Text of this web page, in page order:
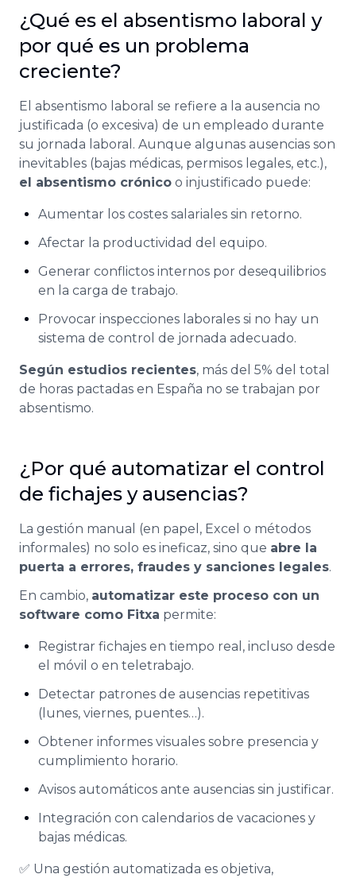
¿Qué es el absentismo laboral y
por qué es un problema
creciente?
El absentismo laboral se refiere a la ausencia no
justificada (o excesiva) de un empleado durante
su jornada laboral. Aunque algunas ausencias son
inevitables (bajas médicas, permisos legales, etc.),
el absentismo crónico o injustificado puede:
Aumentar los costes salariales sin retorno.
Afectar la productividad del equipo.
Generar conflictos internos por desequilibrios
en la carga de trabajo.
Provocar inspecciones laborales si no hay un
sistema de control de jornada adecuado.
Según estudios recientes, más del 5% del total
de horas pactadas en España no se trabajan por
absentismo.
¿Por qué automatizar el control
de fichajes y ausencias?
La gestión manual (en papel, Excel o métodos
informales) no solo es ineficaz, sino que abre la
puerta a errores, fraudes y sanciones legales.
En cambio, automatizar este proceso con un
software como Fitxa permite:
Registrar fichajes en tiempo real, incluso desde
el móvil o en teletrabajo.
Detectar patrones de ausencias repetitivas
(lunes, viernes, puentes…).
Obtener informes visuales sobre presencia y
cumplimiento horario.
Avisos automáticos ante ausencias sin justificar.
Integración con calendarios de vacaciones y
bajas médicas.
✅ Una gestión automatizada es objetiva,